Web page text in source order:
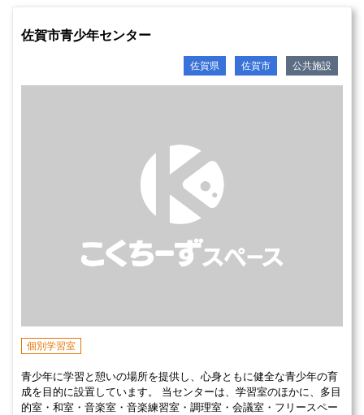
佐賀市青少年センター
佐賀県 佐賀市 公共施設
個別学習室
青少年に学習と憩いの場所を提供し、心身ともに健全な青少年の育
成を目的に設置しています。 当センターは、学習室のほかに、​多目
的室・和室・音楽室・音楽練習室・調理室・会議室・フリースペー